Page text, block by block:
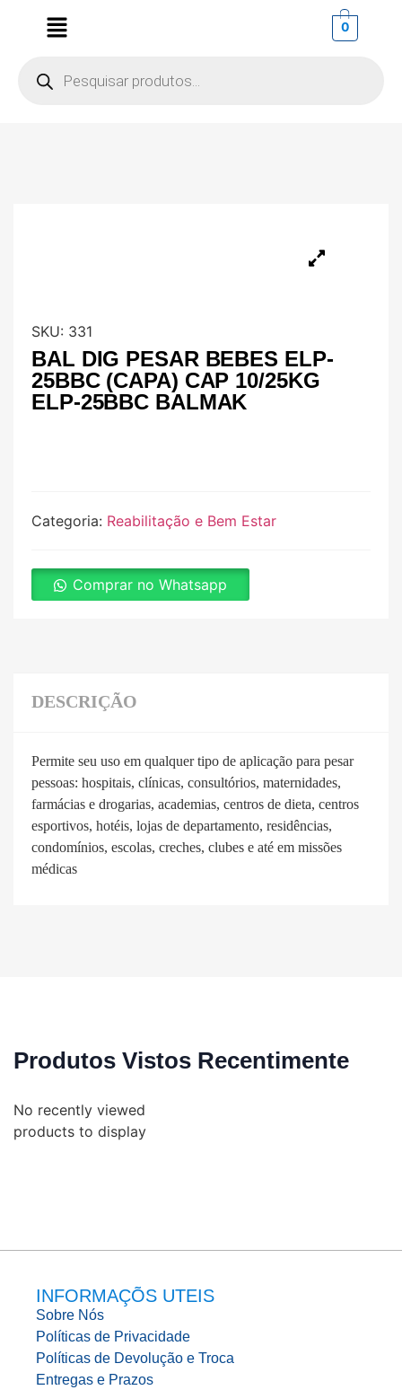
0
SKU: 331
BAL DIG PESAR BEBES ELP-
25BBC (CAPA) CAP 10/25KG
ELP-25BBC BALMAK
Categoria: Reabilitação e Bem Estar
Comprar no Whatsapp
DESCRIÇÃO
Permite seu uso em qualquer tipo de aplicação para pesar
pessoas: hospitais, clínicas, consultórios, maternidades,
farmácias e drogarias, academias, centros de dieta, centros
esportivos, hotéis, lojas de departamento, residências,
condomínios, escolas, creches, clubes e até em missões
médicas
Produtos Vistos Recentimente
No recently viewed
products to display
INFORMAÇÕS UTEIS
Sobre Nós
Políticas de Privacidade
Políticas de Devolução e Troca
Entregas e Prazos